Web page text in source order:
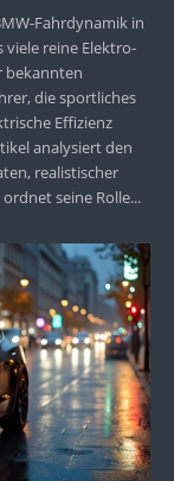
Fahrdynamik in
reine Elektro-
bekannten
die sportliches
Effizienz
analysiert den
realistischer
seine Rolle...